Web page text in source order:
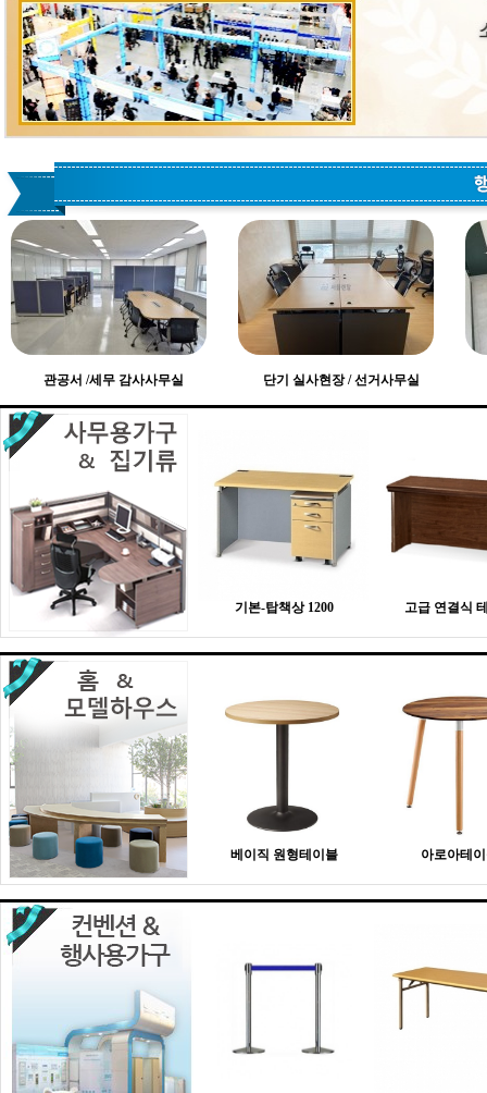
관공서 /세무 감사사무실 단기 실사현장 / 선거사무실
기본-탑책상 1200 고급 연결식
베이직 원형테이블 아로아테